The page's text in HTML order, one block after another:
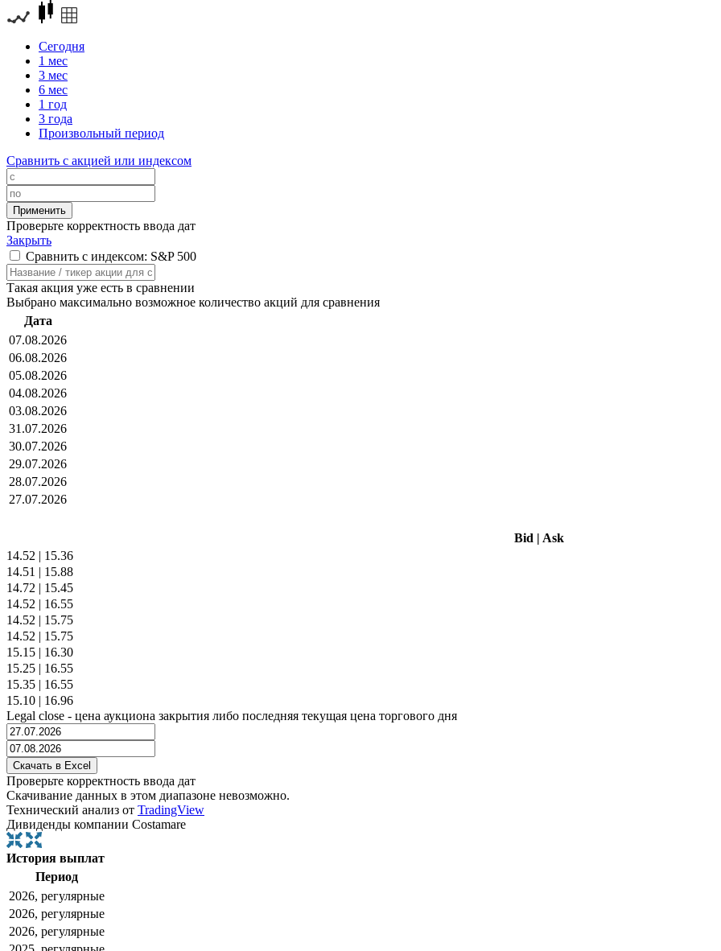
Сегодня
1 мес
3 мес
6 мес
1 год
3 года
Произвольный период
Сравнить с акцией или индексом
Проверьте корректность ввода дат
Закрыть
Сравнить с индексом: S&P 500
Такая акция уже есть в сравнении
Выбрано максимально возможное количество акций для сравнения
Дата
07.08.2026
06.08.2026
05.08.2026
04.08.2026
03.08.2026
31.07.2026
30.07.2026
29.07.2026
28.07.2026
27.07.2026
Bid | Ask
14.52 | 15.36
14.51 | 15.88
14.72 | 15.45
14.52 | 16.55
14.52 | 15.75
14.52 | 15.75
15.15 | 16.30
15.25 | 16.55
15.35 | 16.55
15.10 | 16.96
Legal close - цена аукциона закрытия либо последняя текущая цена торгового дня
Проверьте корректность ввода дат
Скачивание данных в этом диапазоне невозможно.
Технический анализ от TradingView
Дивиденды компании Costamare
История выплат
Период
2026, регулярные
2026, регулярные
2026, регулярные